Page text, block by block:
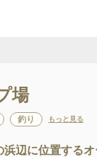
場
釣り もっと見る
辺に位置する